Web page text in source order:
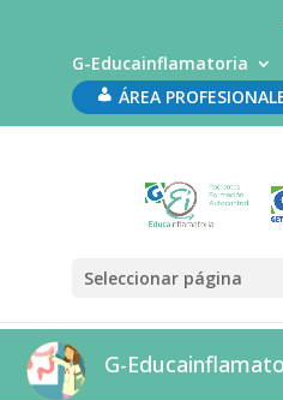
G-Educainflamatoria
ÁREA
Seleccionar página
G-